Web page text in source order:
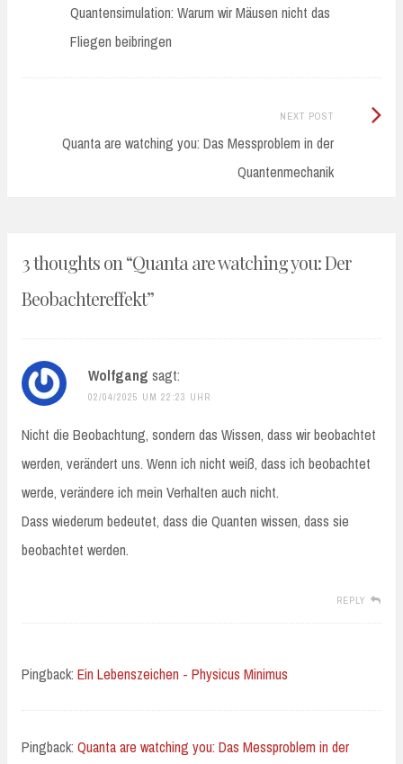
navigation
post:
Quantensimulation: Warum wir Mäusen nicht das
Fliegen beibringen
NEXT POST
Quanta are watching you: Das Messproblem in der
Quantenmechanik
Next
3 thoughts on “Quanta are watching you: Der
Beobachtereffekt”
Wolfgang sagt:
02/04/2025 UM 22:23 UHR
Nicht die Beobachtung, sondern das Wissen, dass wir beobachtet
werden, verändert uns. Wenn ich nicht weiß, dass ich beobachtet
werde, verändere ich mein Verhalten auch nicht.
Dass wiederum bedeutet, dass die Quanten wissen, dass sie
beobachtet werden.
REPLY
Pingback: Ein Lebenszeichen - Physicus Minimus
Pingback: Quanta are watching you: Das Messproblem in der